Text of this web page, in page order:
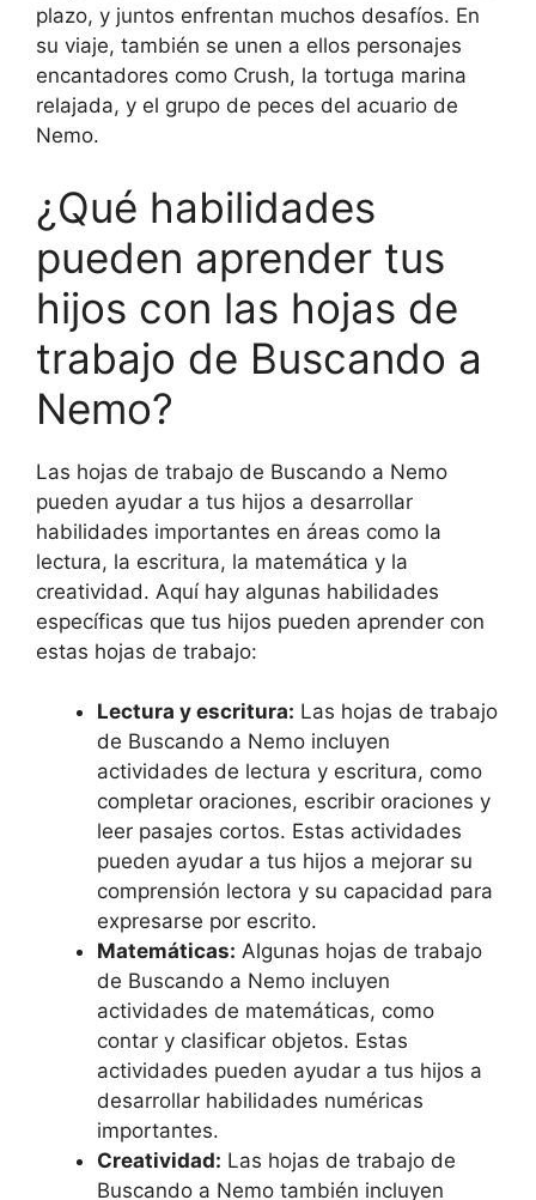
plazo, y juntos enfrentan muchos desafíos. En
su viaje, también se unen a ellos personajes
encantadores como Crush, la tortuga marina
relajada, y el grupo de peces del acuario de
Nemo.
¿Qué habilidades
pueden aprender tus
hijos con las hojas de
trabajo de Buscando a
Nemo?
Las hojas de trabajo de Buscando a Nemo
pueden ayudar a tus hijos a desarrollar
habilidades importantes en áreas como la
lectura, la escritura, la matemática y la
creatividad. Aquí hay algunas habilidades
específicas que tus hijos pueden aprender con
estas hojas de trabajo:
Lectura y escritura: Las hojas de trabajo
de Buscando a Nemo incluyen
actividades de lectura y escritura, como
completar oraciones, escribir oraciones y
leer pasajes cortos. Estas actividades
pueden ayudar a tus hijos a mejorar su
comprensión lectora y su capacidad para
expresarse por escrito.
Matemáticas: Algunas hojas de trabajo
de Buscando a Nemo incluyen
actividades de matemáticas, como
contar y clasificar objetos. Estas
actividades pueden ayudar a tus hijos a
desarrollar habilidades numéricas
importantes.
Creatividad: Las hojas de trabajo de
Buscando a Nemo también incluyen